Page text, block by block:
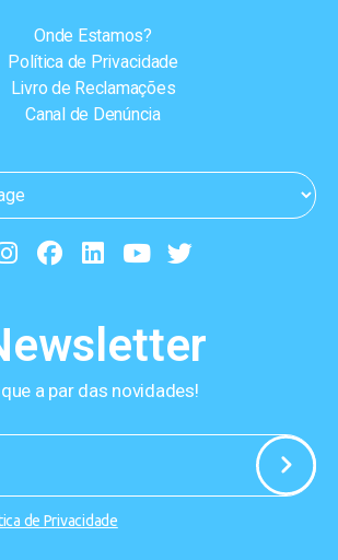
Onde Estamos?
Política de Privacidade
Livro de Reclamações
Canal de Denúncia
a par das novidades!
de Privacidade
-